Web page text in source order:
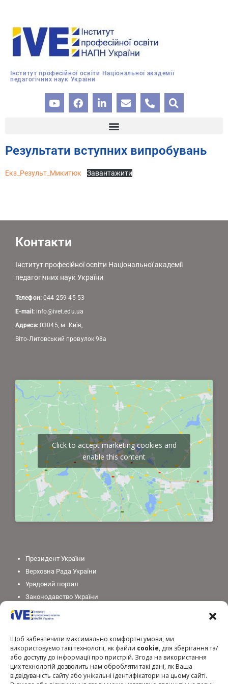
Щоб забезпечити максимально комфортні умови, ми
використовуємо такі технології, як файли cookie, для зберігання та/
або доступу до інформації про пристрій. Згода на використання
цих технологій дозволить нам обробляти такі дані, як Ваша
відвідуваність сайту або унікальні ідентифікатори на цьому сайті.
Інститут професійної освіти Національної академії
педагогічних наук України
Результати вступних випробувань
Екз_Результ_Микитюк Завантажити
Контакти
Інститут професійної освіти Національної академії
педагогічних наук України
Телефон:044 259 45 53
E-mail: info@ivet.edu.ua
Адреса:03045, м. Київ,
Віто-Литовський провулок 98а
Click to accept marketing cookies and
enable this content
Президент України
Верховна Рада України
Урядовий портал
Законодавство України
Міністерство освіти і науки України
Національна академія педагогічних наук України